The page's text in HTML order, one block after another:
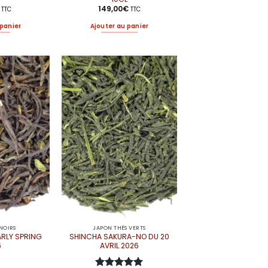
TTC
149,00€ TTC
Ajouter au panier
SPRING
JAPON THÉS VERTS
SHINCHA SAKURA-NO DU 20
AVRIL 2026